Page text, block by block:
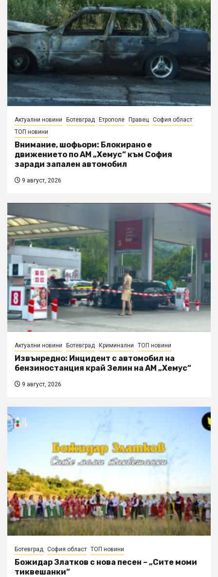
Актуални новини Ботевград Етрополе Правец София област
ТОП новини
Внимание, шофьори: Блокирано е
движението по АМ „Хемус“ към София
заради запален автомобил
9 август, 2026
Актуални новини Ботевград Криминални ТОП новини
Извънредно: Инцидент с автомобил на
бензиностанция край Зелин на АМ „Хемус“
9 август, 2026
Ботевград София област ТОП новини
Божидар Златков с нова песен – „Сите моми
тиквешанки“